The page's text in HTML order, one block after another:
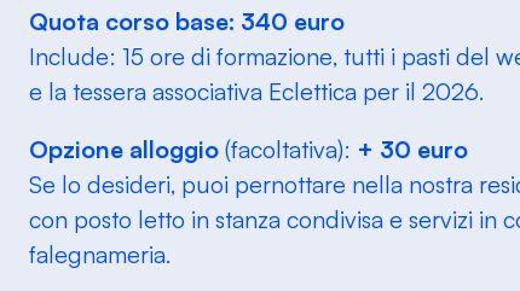
Quota corso base: 340 euro
Include: 15 ore di formazione, tutti i pasti del
e la tessera associativa Eclettica per il 2026.
Opzione alloggio (facoltativa): + 30 euro
Se lo desideri, puoi pernottare nella nostra
con posto letto in stanza condivisa e servizi in
falegnameria.